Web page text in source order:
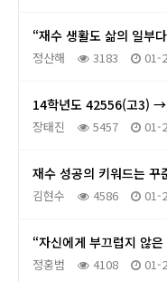
“재수 생활도 삶의 일부
정산해 3183 01-
14학년도 42556(고3)
장태진 5457 01-
재수 성공의 키워드는
김현수 4586 01-
“자신에게 부끄럽지 않
정홍범 4108 01-